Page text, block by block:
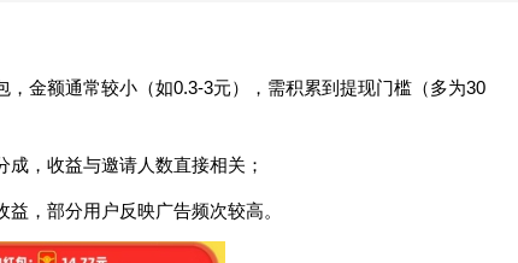
金额通常较小（如0.3-3元），需积累到提现门槛（多为30
，收益与邀请人数直接相关；‌‌
，部分用户反映广告频次较高。‌‌